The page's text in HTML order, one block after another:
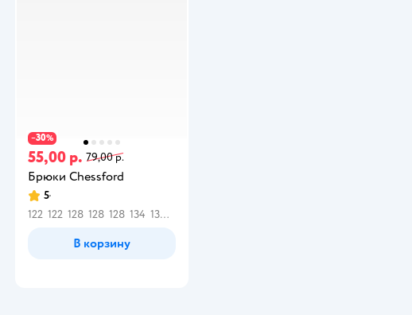
−30%
55,00 р. 79,00 р.
Брюки Chessford
5
122 122 128 128 128 134 134
В корзину